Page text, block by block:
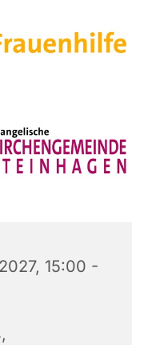
15:00 -